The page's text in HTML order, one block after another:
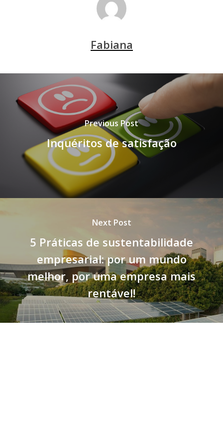
Fabiana
Previous Post
Inquéritos de satisfação
Next Post
5 Práticas de sustentabilidade
empresarial: por um mundo
melhor, por uma empresa mais
rentável!